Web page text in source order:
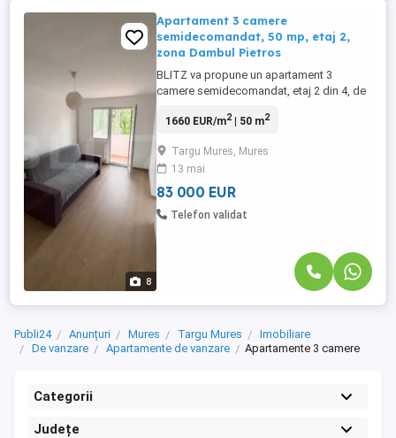
8
Apartament 3 camere
semidecomandat, 50 mp, etaj 2,
zona Dambul Pietros
BLITZ va propune un apartament 3
camere semidecomandat, etaj 2 din 4, de
aproape de centura, magazine, statie
mp, compartimentat in: * 3 camere *
bucatarie * baie cu geam * hol * balcon
inchis cu termopan Dotari: * ...
1660 EUR/m2| 50 m2
Targu Mures, Mures
13 mai
83 000 EUR
Telefon validat
Publi24 Anunțuri Mures Targu Mures
Imobiliare
De vanzare
Apartamente de vanzare Apartamente 3 camere
Categorii
Județe